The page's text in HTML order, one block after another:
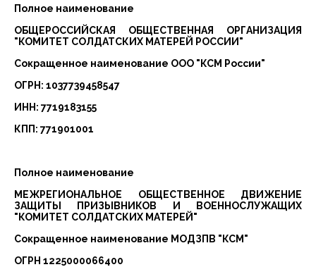
Полное наименование
ОБЩЕРОССИЙСКАЯ ОБЩЕСТВЕННАЯ ОРГАНИЗАЦИЯ
"КОМИТЕТ СОЛДАТСКИХ МАТЕРЕЙ РОССИИ"
Сокращенное наименование ООО "КСМ России"
ОГРН: 1037739458547
ИНН: 7719183155
КПП: 771901001
Полное наименование
МЕЖРЕГИОНАЛЬНОЕ ОБЩЕСТВЕННОЕ ДВИЖЕНИЕ
ЗАЩИТЫ ПРИЗЫВНИКОВ И ВОЕННОСЛУЖАЩИХ
"КОМИТЕТ СОЛДАТСКИХ МАТЕРЕЙ"
Сокращенное наименование МОДЗПВ "КСМ"
ОГРН 1225000066400